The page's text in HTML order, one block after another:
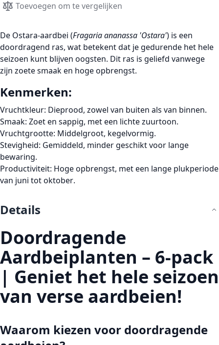
Toevoegen om te vergelijken
De Ostara-aardbei (Fragaria ananassa 'Ostara') is een
doordragend ras, wat betekent dat je gedurende het hele
seizoen kunt blijven oogsten. Dit ras is geliefd vanwege
zijn zoete smaaken hoge opbrengst.
Kenmerken:
Vruchtkleur: Dieprood, zowel van buiten als van binnen.
Smaak: Zoet en sappig, met een lichte zuurtoon.
Vruchtgrootte: Middelgroot, kegelvormig.
Stevigheid: Gemiddeld, minder geschikt voor lange
bewaring.
Productiviteit: Hoge opbrengst, met een lange plukperiode
van juni tot oktober.
Details
Doordragende
Aardbeiplanten – 6-pack
| Geniet het hele seizoen
van verse aardbeien!
Waarom kiezen voor doordragende